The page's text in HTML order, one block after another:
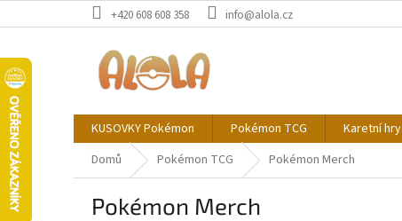
na
+420 608 608 358 info@alola.cz
KUSOVKY Pokémon Pokémon TCG Karetní hry
Domů
Pokémon TCG Pokémon Merch
Pokémon Merch